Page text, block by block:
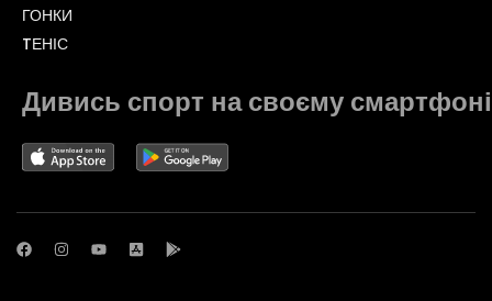
ГОНКИ
TЕНІС
Дивись спорт на своєму смартфоні